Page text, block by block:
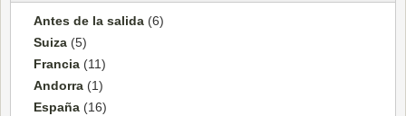
Antes de la salida (6)
Suiza (5)
Francia (11)
Andorra (1)
España (16)